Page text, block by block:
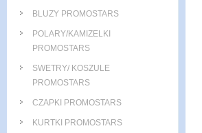
BLUZY PROMOSTARS
POLARY/KAMIZELKI
PROMOSTARS
SWETRY/ KOSZULE
PROMOSTARS
CZAPKI PROMOSTARS
KURTKI PROMOSTARS